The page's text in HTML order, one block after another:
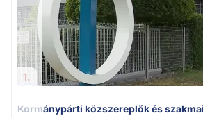
1.
Kormánypárti közszereplők és